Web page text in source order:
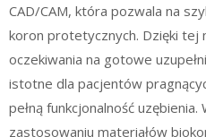
CAD/CAM, która pozwala na
koron protetycznych. Dzięki tej
oczekiwania na gotowe
istotne dla pacjentów
pełną funkcjonalność
zastosowaniu materiałów